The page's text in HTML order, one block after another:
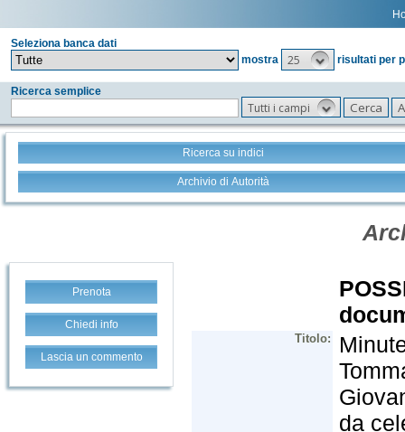
Seleziona banca dati
mostra
25 risultati per
Ricerca semplice
Tutti i campi
Ricerca su indici
Archivio di Autorità
Prenota
Chiedi info
Lascia un commento